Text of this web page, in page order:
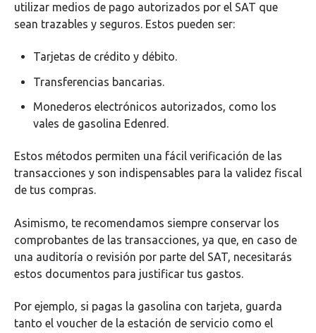
utilizar medios de pago autorizados por el SAT que
sean trazables y seguros. Estos pueden ser:
Tarjetas de crédito y débito.
Transferencias bancarias.
Monederos electrónicos autorizados, como los
vales de gasolina Edenred.
Estos métodos permiten una fácil verificación de las
transacciones y son indispensables para la validez fiscal
de tus compras.
Asimismo, te recomendamos siempre conservar los
comprobantes de las transacciones, ya que, en caso de
una auditoría o revisión por parte del SAT, necesitarás
estos documentos para justificar tus gastos.
Por ejemplo, si pagas la gasolina con tarjeta, guarda
tanto el voucher de la estación de servicio como el